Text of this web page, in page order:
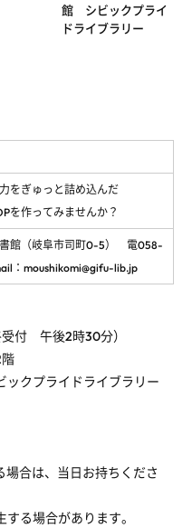
館 シビックプライ
ドライブラリー
をぎゅっと詰め込んだ
を作ってみませんか？
書館（岐阜市司町0-5） 電058-
：moushikomi@gifu-lib.jp
受付 午後2時30分）
階
プライドライブラリー
合は、当日お持ちくださ
る場合があります。